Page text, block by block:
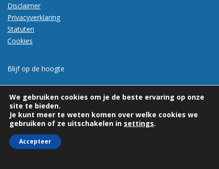
Disclaimer
Privacyverklaring
Statuten
Cookies
Blijf op de hoogte
We gebruiken cookies om je de beste ervaring op onze
site te bieden.
Je kunt meer te weten komen over welke cookies we
gebruiken of ze uitschakelen in settings.
Accepteer